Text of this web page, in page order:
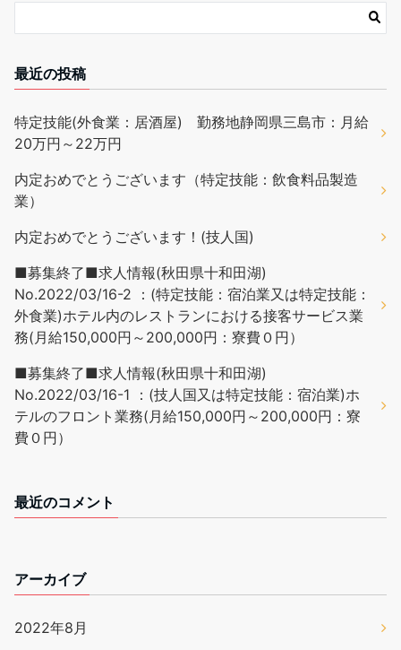
最近の投稿
特定技能(外食業：居酒屋) 勤務地静岡県三島市：月給
20万円～22万円
内定おめでとうございます（特定技能：飲食料品製造
業）
内定おめでとうございます！(技人国)
■募集終了■求人情報(秋田県十和田湖)
No.2022/03/16-2 ：(特定技能：宿泊業又は特定技能：
外食業)ホテル内のレストランにおける接客サービス業
務(月給150,000円～200,000円：寮費０円）
■募集終了■求人情報(秋田県十和田湖)
No.2022/03/16-1 ：(技人国又は特定技能：宿泊業)ホ
テルのフロント業務(月給150,000円～200,000円：寮
費０円）
最近のコメント
アーカイブ
2022年8月